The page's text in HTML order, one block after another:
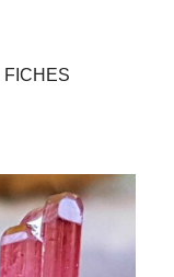
FICHES